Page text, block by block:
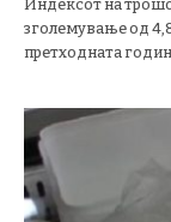
Индексот на
зголемување од
претходната